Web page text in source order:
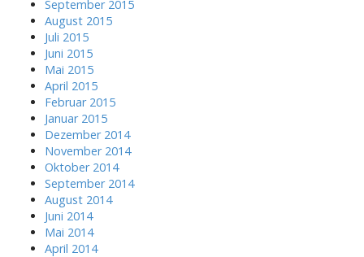
September 2015
August 2015
Juli 2015
Juni 2015
Mai 2015
April 2015
Februar 2015
Januar 2015
Dezember 2014
November 2014
Oktober 2014
September 2014
August 2014
Juni 2014
Mai 2014
April 2014